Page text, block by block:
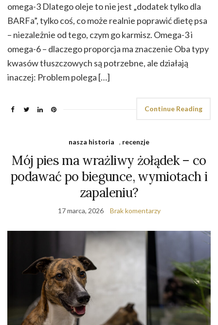
omega-3 Dlatego oleje to nie jest „dodatek tylko dla
BARFa”, tylko coś, co może realnie poprawić dietę psa
– niezależnie od tego, czym go karmisz. Omega-3 i
omega-6 – dlaczego proporcja ma znaczenie Oba typy
kwasów tłuszczowych są potrzebne, ale działają
inaczej: Problem polega […]
Continue Reading
nasza historia , recenzje
Mój pies ma wrażliwy żołądek – co
podawać po biegunce, wymiotach i
zapaleniu?
17 marca, 2026 Brak komentarzy